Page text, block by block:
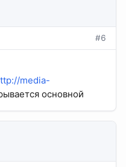
#6
media-
основной